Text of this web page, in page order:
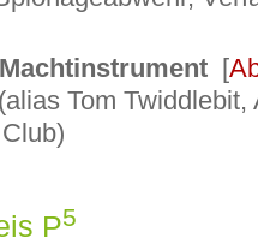
[
(alias Tom
P5